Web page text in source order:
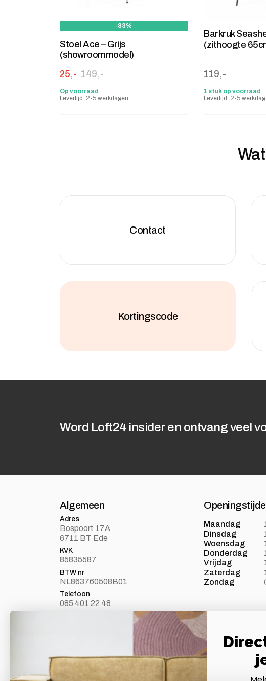
-83%
Stoel Ace – Grijs
(showroommodel)
149,-
Oorspronkelijke prijs was: 149,-.
25,-
Huidige prijs is: 25,-.
Op voorraad
Levertijd: 2-5 werkdagen
Barkruk
(zithoogte
119,-
1 stuk op voorraad
Levertijd: 2-5
Contact
Kortingscode
Word Loft24 insider en ontvang veel
Algemeen
Adres
Bospoort 17A
6711 BT Ede
KVK
85835587
BTW nr
NL863760508B01
Telefoon
085 401 22 48
Maandag
Dinsdag
Woensdag
Donderdag
Vrijdag
Zaterdag
Zondag
Laat je inspireren